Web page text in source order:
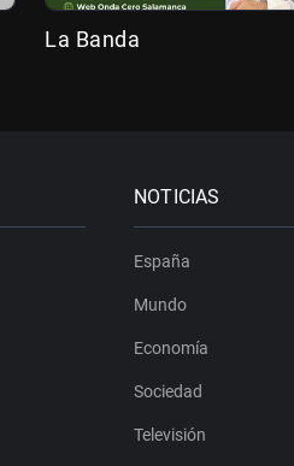
La Banda
NOTICIAS
España
Mundo
Economía
Sociedad
Televisión